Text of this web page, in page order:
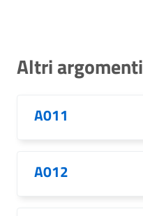
Altri argomenti
A011
A012